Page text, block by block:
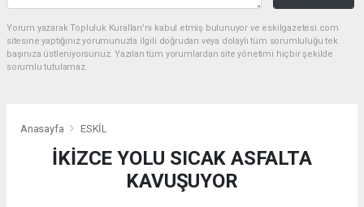
Yorum yazarak Topluluk Kuralları’nı kabul etmiş bulunuyor ve eskilgazetesi.com
sitesine yaptığınız yorumunuzla ilgili doğrudan veya dolaylı tüm sorumluluğu tek
başınıza üstleniyorsunuz. Yazılan tüm yorumlardan site yönetimi hiçbir şekilde
sorumlu tutulamaz.
Anasayfa ESKİL
İKİZCE YOLU SICAK ASFALTA
KAVUŞUYOR